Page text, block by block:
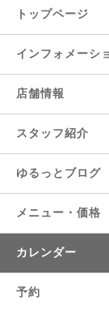
トップページ
インフォメーシ
店舗情報
スタッフ紹介
ゆるっとブログ
メニュー・価格
カレンダー
予約